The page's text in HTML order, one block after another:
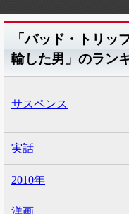
「バッド・トリッ
輸した男」のラン
サスペンス
実話
2010年
洋画